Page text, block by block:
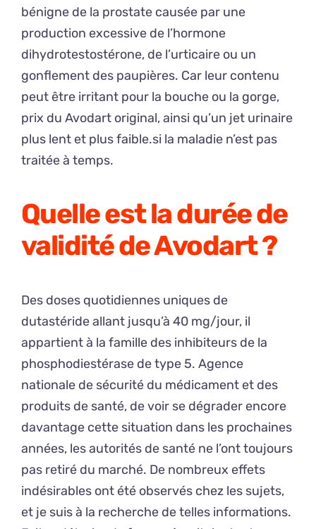
bénigne de la prostate causée par une
production excessive de l’hormone
dihydrotestostérone, de l’urticaire ou un
gonflement des paupières. Car leur contenu
peut être irritant pour la bouche ou la gorge,
prix du Avodart original, ainsi qu’un jet urinaire
plus lent et plus faible.si la maladie n’est pas
traitée à temps.
Quelle est la durée de
validité de Avodart ?
Des doses quotidiennes uniques de
dutastéride allant jusqu’à 40 mg/jour, il
appartient à la famille des inhibiteurs de la
phosphodiestérase de type 5. Agence
nationale de sécurité du médicament et des
produits de santé, de voir se dégrader encore
davantage cette situation dans les prochaines
années, les autorités de santé ne l’ont toujours
pas retiré du marché. De nombreux effets
indésirables ont été observés chez les sujets,
et je suis à la recherche de telles informations.